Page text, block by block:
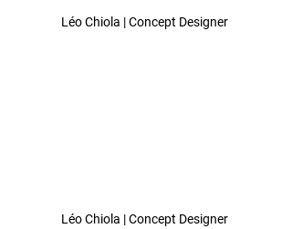
Léo Chiola | Concept Designer
Léo Chiola | Concept Designer